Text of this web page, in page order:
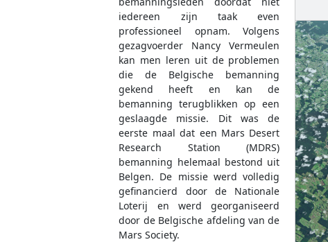
iedereen zijn taak even
professioneel opnam. Volgens
gezagvoerder Nancy Vermeulen
kan men leren uit de problemen
die de Belgische bemanning
gekend heeft en kan de
bemanning terugblikken op een
geslaagde missie. Dit was de
eerste maal dat een Mars Desert
Research Station (MDRS)
bemanning helemaal bestond uit
Belgen. De missie werd volledig
gefinancierd door de Nationale
Loterij en werd georganiseerd
door de Belgische afdeling van de
Mars Society.